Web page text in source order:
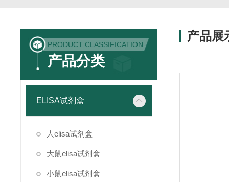
PRODUCT CLASSIFICATION
产品分类
ELISA试剂盒
人elisa试剂盒
大鼠elisa试剂盒
小鼠elisa试剂盒
产品展